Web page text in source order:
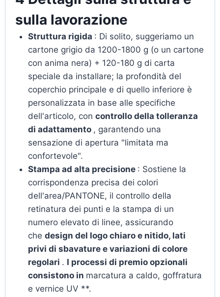
sulla lavorazione
Struttura rigida : Di solito, suggeriamo un
cartone grigio da 1200-1800 g (o un cartone
con anima nera) + 120-180 g di carta
speciale da installare; la profondità del
coperchio principale e di quello inferiore è
personalizzata in base alle specifiche
dell'articolo, con controllo della tolleranza
di adattamento , garantendo una
sensazione di apertura "limitata ma
confortevole".
Stampa ad alta precisione : Sostiene la
corrispondenza precisa dei colori
dell'area/PANTONE, il controllo della
retinatura dei punti e la stampa di un
numero elevato di linee, assicurando
che design del logo chiaro e nitido, lati
privi di sbavature e variazioni di colore
regolari . I processi di premio opzionali
consistono in marcatura a caldo, goffratura
e vernice UV **.